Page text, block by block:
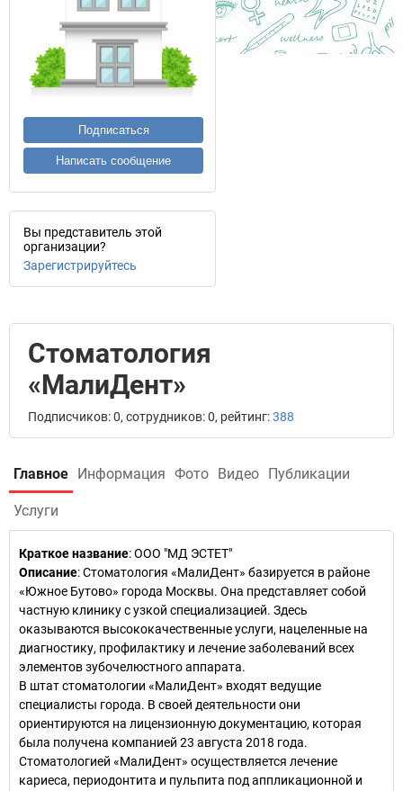
Подписаться
Написать сообщение
Вы представитель этой
организации?
Зарегистрируйтесь
Стоматология
«МалиДент»
Подписчиков: 0, сотрудников: 0, рейтинг:388
Главное Информация Фото Видео Публикации
Услуги
Краткое название:ООО "МД ЭСТЕТ"
Описание: Стоматология «МалиДент» базируется в районе
«Южное Бутово» города Москвы. Она представляет собой
частную клинику с узкой специализацией. Здесь
оказываются высококачественные услуги, нацеленные на
диагностику, профилактику и лечение заболеваний всех
элементов зубочелюстного аппарата.
В штат стоматологии «МалиДент» входят ведущие
специалисты города. В своей деятельности они
ориентируются на лицензионную документацию, которая
была получена компанией 23 августа 2018 года.
Стоматологией «МалиДент» осуществляется лечение
кариеса, периодонтита и пульпита под аппликационной и